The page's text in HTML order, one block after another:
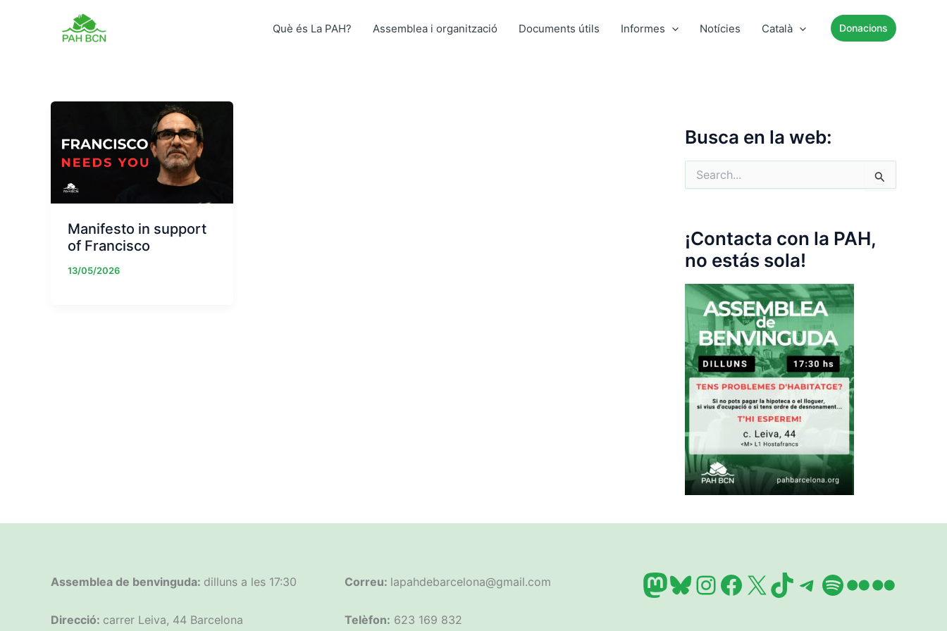
Què és La PAH? Assemblea i organització Documents útils Informes Notícies Català Donacions
Manifesto in support
of Francisco
13/05/2026
Busca en la web:
:¡Contacta con la PAH,
no estás sola!
Assemblea de benvinguda: dilluns a les 17:30
Direcció: carrer Leiva, 44 Barcelona
Correu: lapahdebarcelona@gmail.com
Telèfon: 623 169 832
Mastodon
Bluesky
Instagram
Facebook
X TikTok
Telegram
Spotify
FlickrFlickr